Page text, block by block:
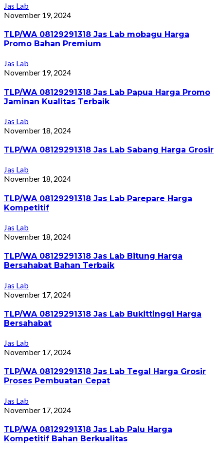
Jas Lab
November 19, 2024
TLP/WA 08129291318 Jas Lab mobagu Harga
Promo Bahan Premium
Jas Lab
November 19, 2024
TLP/WA 08129291318 Jas Lab Papua Harga Promo
Jaminan Kualitas Terbaik
Jas Lab
November 18, 2024
TLP/WA 08129291318 Jas Lab Sabang Harga Grosir
Jas Lab
November 18, 2024
TLP/WA 08129291318 Jas Lab Parepare Harga
Kompetitif
Jas Lab
November 18, 2024
TLP/WA 08129291318 Jas Lab Bitung Harga
Bersahabat Bahan Terbaik
Jas Lab
November 17, 2024
TLP/WA 08129291318 Jas Lab Bukittinggi Harga
Bersahabat
Jas Lab
November 17, 2024
TLP/WA 08129291318 Jas Lab Tegal Harga Grosir
Proses Pembuatan Cepat
Jas Lab
November 17, 2024
TLP/WA 08129291318 Jas Lab Palu Harga
Kompetitif Bahan Berkualitas